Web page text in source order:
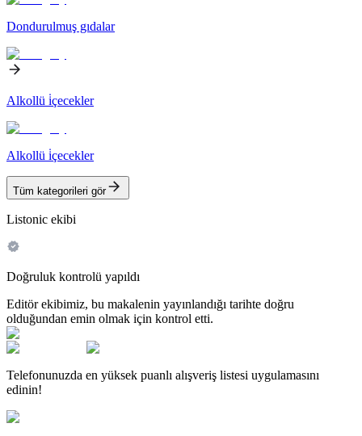
Dondurulmuş gıdalar
Alkollü i̇çecekler
Alkollü i̇çecekler
Tüm kategorileri gör
Listonic ekibi
Doğruluk kontrolü yapıldı
Editör ekibimiz, bu makalenin yayınlandığı tarihte doğru
olduğundan emin olmak için kontrol etti.
Telefonunuzda en yüksek puanlı alışveriş listesi uygulamasını
edinin!